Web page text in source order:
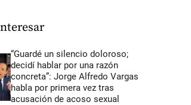
“Guardé un silencio doloroso;
decidí hablar por una razón
concreta”: Jorge Alfredo Vargas
habla por primera vez tras
acusación de acoso sexual